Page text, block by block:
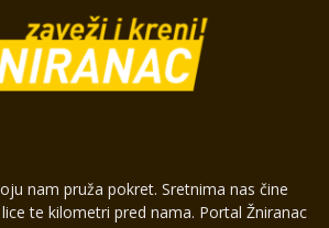
nam pruža pokret. Sretnima nas čine
te kilometri pred nama. Portal Žniranac